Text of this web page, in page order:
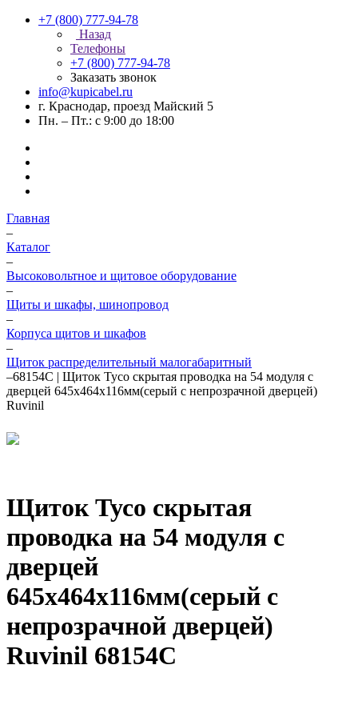
+7 (800) 777-94-78
Назад
Телефоны
+7 (800) 777-94-78
Заказать звонок
info@kupicabel.ru
г. Краснодар, проезд Майский 5
Пн. – Пт.: с 9:00 до 18:00
Главная
–
Каталог
–
Высоковольтное и щитовое оборудование
–
Щиты и шкафы, шинопровод
–
Корпуса щитов и шкафов
–
Щиток распределительный малогабаритный
–68154С | Щиток Тусо скрытая проводка на 54 модуля с
дверцей 645х464х116мм(серый с непрозрачной дверцей)
Ruvinil
Щиток Тусо скрытая
проводка на 54 модуля с
дверцей
645х464х116мм(серый с
непрозрачной дверцей)
Ruvinil 68154С